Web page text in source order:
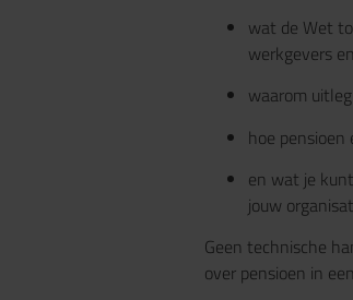
wat de Wet
werkgevers
waarom
hoe
en wat je
jouw
Geen technische
over pensioen in